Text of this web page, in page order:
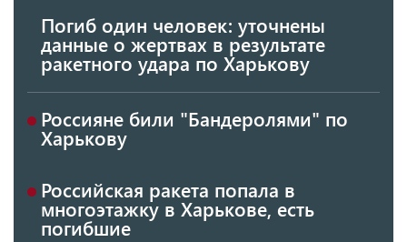
Погиб один человек: уточнены
данные о жертвах в результате
ракетного удара по Харькову
Россияне били "Бандеролями" по
Харькову
Российская ракета попала в
многоэтажку в Харькове, есть
погибшие